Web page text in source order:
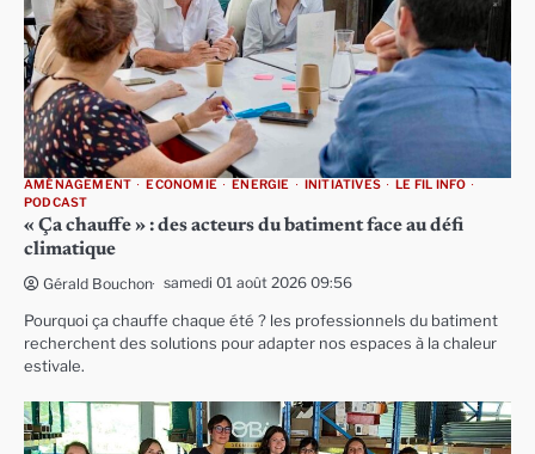
AMÉNAGEMENT ECONOMIE ENERGIE INITIATIVES
LE FIL INFO
PODCAST
« Ça chauffe » : des acteurs du batiment face au défi
climatique
Gérald Bouchon samedi 01 août 2026 09:56
Pourquoi ça chauffe chaque été ? les professionnels du batiment
recherchent des solutions pour adapter nos espaces à la chaleur
estivale.